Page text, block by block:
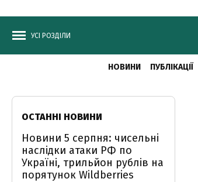
УСІ РОЗДІЛИ
НОВИНИ ПУБЛІКАЦІЇ
ОСТАННІ НОВИНИ
Новини 5 серпня: чисельні
наслідки атаки РФ по
Україні, трильйон рублів на
порятунок Wildberries